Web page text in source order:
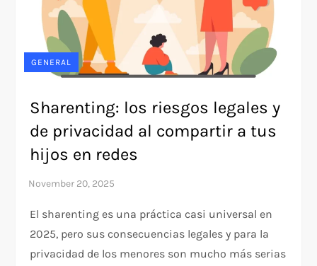
GENERAL
Sharenting: los riesgos legales y
de privacidad al compartir a tus
hijos en redes
El sharenting es una práctica casi universal en
2025, pero sus consecuencias legales y para la
privacidad de los menores son mucho más serias